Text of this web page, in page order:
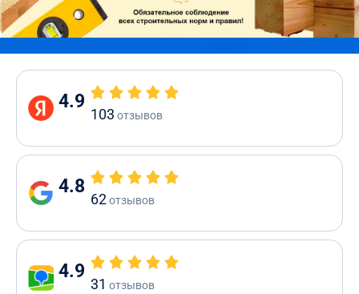
4.9
103 отзывов
4.8
62отзывов
4.9
31 отзывов